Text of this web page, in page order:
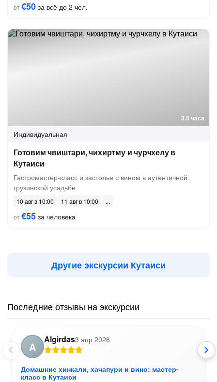
от€50 за всё до 2 чел.
3.5 часа
Индивидуальная
Готовим чвиштари, чихиртму и чурчхелу в
Кутаиси
Гастромастер-класс и застолье с вином в аутентичной
грузинской усадьбе
10 авг в 10:00
11 авг в 10:00
от€55 за человека
Другие экскурсии Кутаиси
Последние отзывы на экскурсии
A
Algirdas3 апр 2026
Домашние хинкали, хачапури и вино: мастер-
класс в Кутаиси